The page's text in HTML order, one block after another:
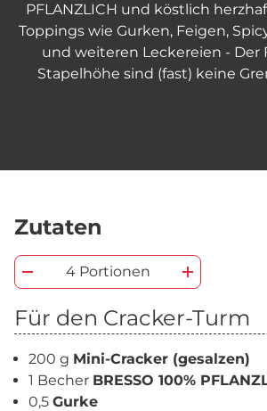
PFLANZLICH und köstlich
Toppings wie Gurken, Feigen,
und weiteren Leckereien - Der
Stapelhöhe sind (fast) keine
Zutaten
4 Portionen
Für den Cracker-Turm
200 g Mini-Cracker (gesalzen)
1 Becher BRESSO 100%
0,5 Gurke